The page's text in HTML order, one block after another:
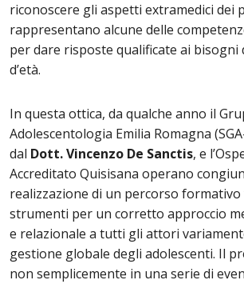
riconoscere gli aspetti extramedici dei
rappresentano alcune delle
per dare risposte qualificate ai bisogni
d’età.
In questa ottica, da qualche anno il
Adolescentologia Emilia Romagna
dal Dott. Vincenzo De Sanctis, e
Accreditato Quisisana operano
realizzazione di un percorso
strumenti per un corretto approccio
e relazionale a tutti gli attori
gestione globale degli adolescenti. Il
non semplicemente in una serie di